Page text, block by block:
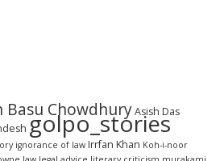
Basu ChowdhuryAsish Das
golpo_stories
ignorance of law Irrfan Khan Koh-i-noor